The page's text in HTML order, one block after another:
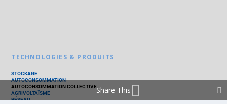
TECHNOLOGIES & PRODUITS
STOCKAGE
AUTOCONSOMMATION
AUTOCONSOMMATION COLLECTIVE
AGRIVOLTAÏSME
RÉSEAU
Share This